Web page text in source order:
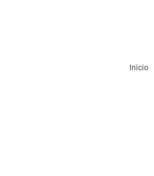
Inicio